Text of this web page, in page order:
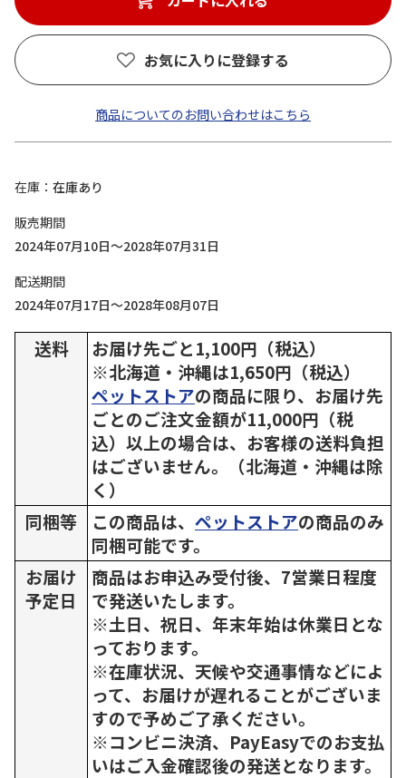
お気に入りに登録する
商品についてのお問い合わせはこちら
在庫
在庫あり
販売期間
2024年07月10日～2028年07月31日
配送期間
2024年07月17日～2028年08月07日
送料
お届け先ごと1,100円（税込）
※北海道・沖縄は1,650円（税込）
ペットストアの商品に限り、お届け先
ごとのご注文金額が11,000円（税
込）以上の場合は、お客様の送料負担
はございません。（北海道・沖縄は除
く）
同梱等
この商品は、 ペットストアの商品のみ
同梱可能です。
お届け
予定日
商品はお申込み受付後、7営業日程度
で発送いたします。
※土日、祝日、年末年始は休業日とな
っております。
※在庫状況、天候や交通事情などによ
って、お届けが遅れることがございま
すので予めご了承ください。
※コンビニ決済、PayEasyでのお支払
いはご入金確認後の発送となります。